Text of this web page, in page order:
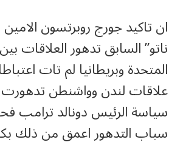
ان تاكيد جورج روبرتسون
ناتو” السابق تدهور العلاقات
المتحدة وبريطانيا لم تات
علاقات لندن وواشنطن
سياسة الرئيس دونالد ترامب
سباب التدهور اعمق من ذلك